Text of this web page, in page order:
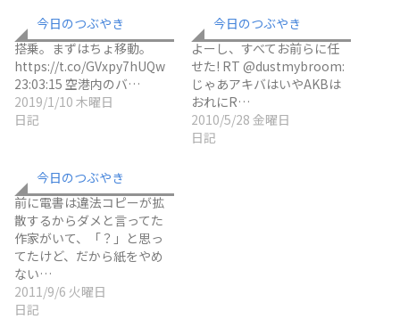
今日のつぶやき
搭乗。まずはちょ移動。
https://t.co/GVxpy7hUQw
23:03:15 空港内のバ…
2019/1/10 木曜日
日記
今日のつぶやき
よーし、すべてお前らに任
せた! RT @dustmybroom:
じゃあアキバはいやAKBは
おれにR…
2010/5/28 金曜日
日記
今日のつぶやき
前に電書は違法コピーが拡
散するからダメと言ってた
作家がいて、「？」と思っ
てたけど、だから紙をやめ
ない…
2011/9/6 火曜日
日記